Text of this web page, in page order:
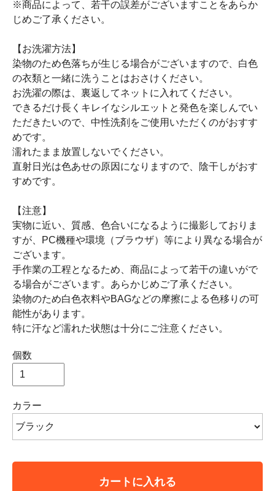
※商品によって、若干の誤差がございますことをあらか
じめご了承ください。
【お洗濯方法】
染物のため色落ちが生じる場合がございますので、白色
の衣類と一緒に洗うことはおさけください。
お洗濯の際は、裏返してネットに入れてください。
できるだけ長くキレイなシルエットと発色を楽しんでい
ただきたいので、中性洗剤をご使用いただくのがおすす
めです。
濡れたまま放置しないでください。
直射日光は色あせの原因になりますので、陰干しがおす
すめです。
【注意】
実物に近い、質感、色合いになるように撮影しておりま
すが、PC機種や環境（ブラウザ）等により異なる場合が
ございます。
手作業の工程となるため、商品によって若干の違いがで
る場合がございます。あらかじめご了承ください。
染物のため白色衣料やBAGなどの摩擦による色移りの可
能性があります。
特に汗など濡れた状態は十分にご注意ください。
個数
カラー
カートに入れる